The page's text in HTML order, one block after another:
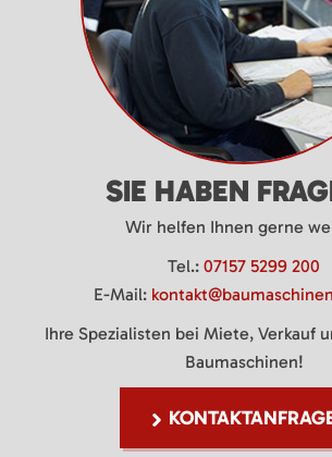
SIE HABEN
Wir helfen Ihnen gerne
Tel.: 07157 5299 200
E-Mail:
Ihre Spezialisten bei Miete, Verkauf
Baumaschinen!